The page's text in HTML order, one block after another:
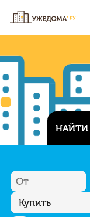
НАЙТИ
Купить